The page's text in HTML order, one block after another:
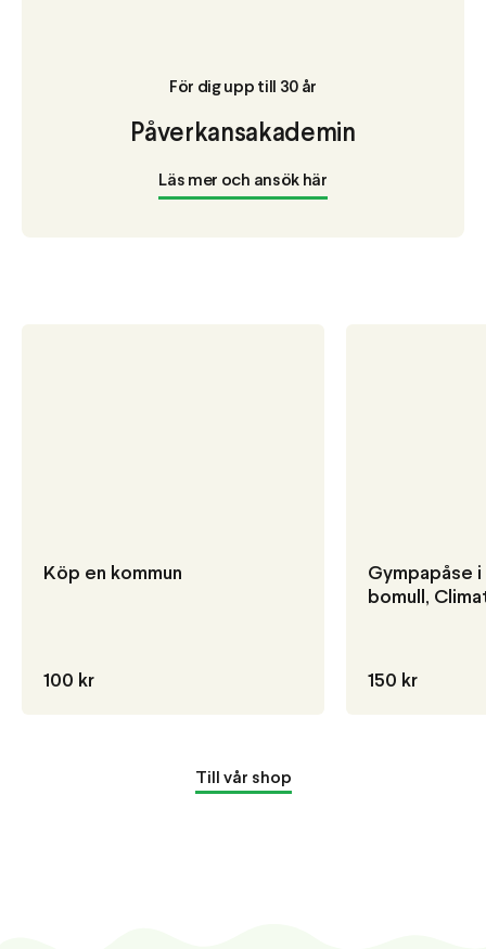
För dig upp till 30 år
Påverkansakademin
Läs mer och ansök här
Köp en kommun
100 kr
Gympapåse
bomull,
150 kr
Till vår shop